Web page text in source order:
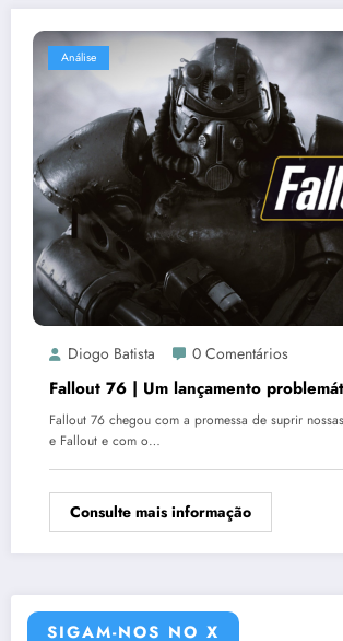
Análise
Diogo Batista 0 Comentários
Fallout 76 | Um lançamento
Fallout 76 chegou com a promessa de suprir
e Fallout e com o…
Consulte mais informação
SIGAM-NOS NO X